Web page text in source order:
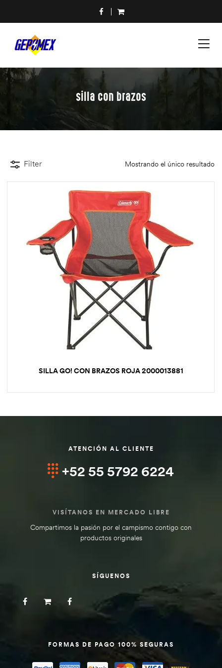
silla con brazos
Filter Mostrando el único resultado
SILLA GO! CON BRAZOS ROJA 2000013881
ATENCIÓN AL CLIENTE
+52 55 5792 6224
VISÍTANOS EN MERCADO LIBRE
Compartimos la pasión por el campismo contigo con
productos originales
SÍGUENOS
FORMAS DE PAGO 100% SEGURAS